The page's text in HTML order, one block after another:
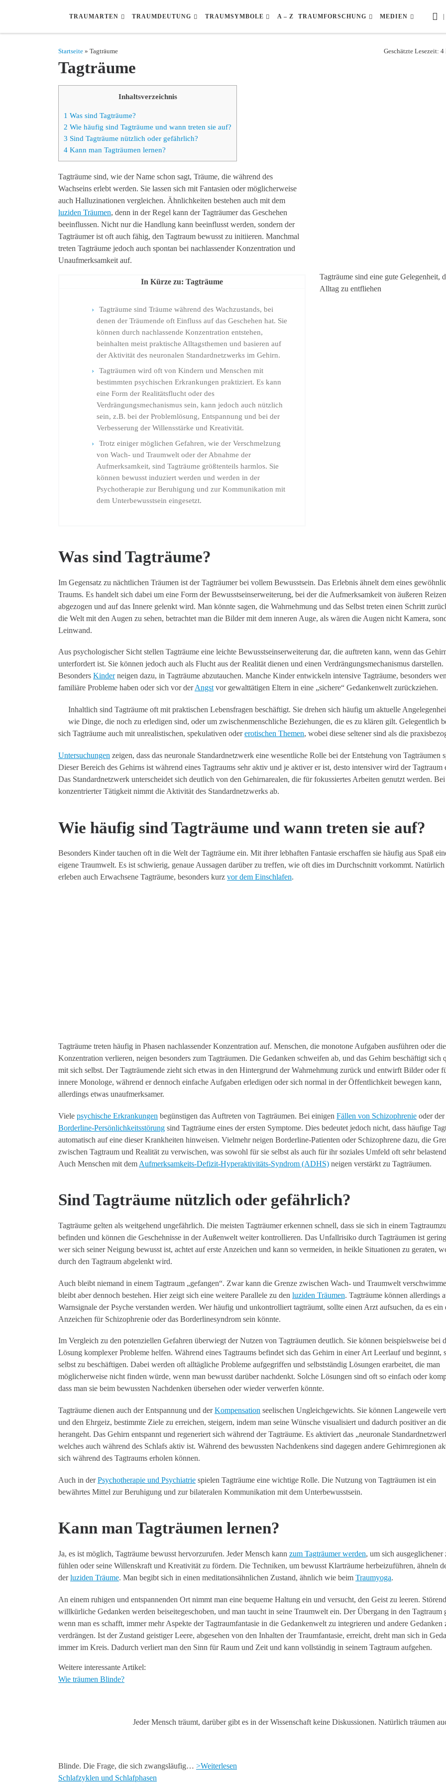
Zum Inhalt springenTRAUMARTEN TRAUMDEUTUNG TRAUMSYMBOLE A – Z TRAUMFORSCHUNG MEDIEN |
Startseite » Tagträume Geschätzte Lesezeit:
Tagträume
Inhaltsverzeichnis
1 Was sind Tagträume?
2 Wie häufig sind Tagträume und wann treten sie auf?
3 Sind Tagträume nützlich oder gefährlich?
4 Kann man Tagträumen lernen?
Tagträume sind eine gute Gelegenheit,
Alltag zu entfliehen
Tagträume sind, wie der Name schon sagt, Träume, die während des
Wachseins erlebt werden. Sie lassen sich mit Fantasien oder möglicherweise
auch Halluzinationen vergleichen. Ähnlichkeiten bestehen auch mit dem
luziden Träumen, denn in der Regel kann der Tagträumer das Geschehen
beeinflussen. Nicht nur die Handlung kann beeinflusst werden, sondern der
Tagträumer ist oft auch fähig, den Tagtraum bewusst zu initiieren. Manchmal
treten Tagträume jedoch auch spontan bei nachlassender Konzentration und
Unaufmerksamkeit auf.
In Kürze zu: Tagträume
Tagträume sind Träume während des Wachzustands, bei
denen der Träumende oft Einfluss auf das Geschehen hat. Sie
können durch nachlassende Konzentration entstehen,
beinhalten meist praktische Alltagsthemen und basieren auf
der Aktivität des neuronalen Standardnetzwerks im Gehirn.
Tagträumen wird oft von Kindern und Menschen mit
bestimmten psychischen Erkrankungen praktiziert. Es kann
eine Form der Realitätsflucht oder des
Verdrängungsmechanismus sein, kann jedoch auch nützlich
sein, z.B. bei der Problemlösung, Entspannung und bei der
Verbesserung der Willensstärke und Kreativität.
Trotz einiger möglichen Gefahren, wie der Verschmelzung
von Wach- und Traumwelt oder der Abnahme der
Aufmerksamkeit, sind Tagträume größtenteils harmlos. Sie
können bewusst induziert werden und werden in der
Psychotherapie zur Beruhigung und zur Kommunikation mit
dem Unterbewusstsein eingesetzt.
Was sind Tagträume?
Im Gegensatz zu nächtlichen Träumen ist der Tagträumer bei vollem Bewusstsein. Das Erlebnis ähnelt dem eines
Traums. Es handelt sich dabei um eine Form der Bewusstseinserweiterung, bei der die Aufmerksamkeit von äußeren Reizen
abgezogen und auf das Innere gelenkt wird. Man könnte sagen, die Wahrnehmung und das Selbst treten einen Schritt
die Welt mit den Augen zu sehen, betrachtet man die Bilder mit dem inneren Auge, als wären die Augen nicht Kamera,
Leinwand.
Aus psychologischer Sicht stellen Tagträume eine leichte Bewusstseinserweiterung dar, die auftreten kann, wenn das
unterfordert ist. Sie können jedoch auch als Flucht aus der Realität dienen und einen Verdrängungsmechanismus darstellen.
Besonders Kinderneigen dazu, in Tagträume abzutauchen. Manche Kinder entwickeln intensive Tagträume, besonders
familiäre Probleme haben oder sich vor derAngst vor gewalttätigen Eltern in eine „sichere“ Gedankenwelt zurückziehen.
Inhaltlich sind Tagträume oft mit praktischen Lebensfragen beschäftigt. Sie drehen sich häufig um aktuelle
wie Dinge, die noch zu erledigen sind, oder um zwischenmenschliche Beziehungen, die es zu klären gilt. Gelegentlich
sich Tagträume auch mit unrealistischen, spekulativen odererotischen Themen, wobei diese seltener sind als die
Untersuchungen zeigen, dass das neuronale Standardnetzwerk eine wesentliche Rolle bei der Entstehung von Tagträumen
Dieser Bereich des Gehirns ist während eines Tagtraums sehr aktiv und je aktiver er ist, desto intensiver wird der Tagtraum
Das Standardnetzwerk unterscheidet sich deutlich von den Gehirnarealen, die für fokussiertes Arbeiten genutzt werden. Bei
konzentrierter Tätigkeit nimmt die Aktivität des Standardnetzwerks ab.
Wie häufig sind Tagträume und wann treten sie auf?
Besonders Kinder tauchen oft in die Welt der Tagträume ein. Mit ihrer lebhaften Fantasie erschaffen sie häufig aus Spaß
eigene Traumwelt. Es ist schwierig, genaue Aussagen darüber zu treffen, wie oft dies im Durchschnitt vorkommt. Natürlich
erleben auch Erwachsene Tagträume, besonders kurz vor dem Einschlafen.
Tagträume treten häufig in Phasen nachlassender Konzentration auf. Menschen, die monotone Aufgaben ausführen oder die
Konzentration verlieren, neigen besonders zum Tagträumen. Die Gedanken schweifen ab, und das Gehirn beschäftigt sich
mit sich selbst. Der Tagträumende zieht sich etwas in den Hintergrund der Wahrnehmung zurück und entwirft Bilder oder
innere Monologe, während er dennoch einfache Aufgaben erledigen oder sich normal in der Öffentlichkeit bewegen kann,
allerdings etwas unaufmerksamer.
Viele psychische Erkrankungen begünstigen das Auftreten von Tagträumen. Bei einigen Fällen von Schizophrenie oder der
Borderline-Persönlichkeitsstörung sind Tagträume eines der ersten Symptome. Dies bedeutet jedoch nicht, dass häufige
automatisch auf eine dieser Krankheiten hinweisen. Vielmehr neigen Borderline-Patienten oder Schizophrene dazu, die
zwischen Tagtraum und Realität zu verwischen, was sowohl für sie selbst als auch für ihr soziales Umfeld oft sehr
Auch Menschen mit dem Aufmerksamkeits-Defizit-Hyperaktivitäts-Syndrom (ADHS) neigen verstärkt zu Tagträumen.
Sind Tagträume nützlich oder gefährlich?
Tagträume gelten als weitgehend ungefährlich. Die meisten Tagträumer erkennen schnell, dass sie sich in einem
befinden und können die Geschehnisse in der Außenwelt weiter kontrollieren. Das Unfallrisiko durch Tagträumen ist
wer sich seiner Neigung bewusst ist, achtet auf erste Anzeichen und kann so vermeiden, in heikle Situationen zu geraten,
durch den Tagtraum abgelenkt wird.
Auch bleibt niemand in einem Tagtraum „gefangen“. Zwar kann die Grenze zwischen Wach- und Traumwelt
bleibt aber dennoch bestehen. Hier zeigt sich eine weitere Parallele zu den luziden Träumen. Tagträume können allerdings
Warnsignale der Psyche verstanden werden. Wer häufig und unkontrolliert tagträumt, sollte einen Arzt aufsuchen, da es ein
Anzeichen für Schizophrenie oder das Borderlinesyndrom sein könnte.
Im Vergleich zu den potenziellen Gefahren überwiegt der Nutzen von Tagträumen deutlich. Sie können beispielsweise bei
Lösung komplexer Probleme helfen. Während eines Tagtraums befindet sich das Gehirn in einer Art Leerlauf und beginnt,
selbst zu beschäftigen. Dabei werden oft alltägliche Probleme aufgegriffen und selbstständig Lösungen erarbeitet, die man
möglicherweise nicht finden würde, wenn man bewusst darüber nachdenkt. Solche Lösungen sind oft so einfach oder
dass man sie beim bewussten Nachdenken übersehen oder wieder verwerfen könnte.
Tagträume dienen auch der Entspannung und derKompensation seelischen Ungleichgewichts. Sie können Langeweile
und den Ehrgeiz, bestimmte Ziele zu erreichen, steigern, indem man seine Wünsche visualisiert und dadurch positiver an
herangeht. Das Gehirn entspannt und regeneriert sich während der Tagträume. Es aktiviert das „neuronale
welches auch während des Schlafs aktiv ist. Während des bewussten Nachdenkens sind dagegen andere Gehirnregionen
sich während des Tagtraums erholen können.
Auch in derPsychotherapie und Psychiatrie spielen Tagträume eine wichtige Rolle. Die Nutzung von Tagträumen ist ein
bewährtes Mittel zur Beruhigung und zur bilateralen Kommunikation mit dem Unterbewusstsein.
Kann man Tagträumen lernen?
Ja, es ist möglich, Tagträume bewusst hervorzurufen. Jeder Mensch kann zum Tagträumer werden, um sich ausgeglichener
fühlen oder seine Willenskraft und Kreativität zu fördern. Die Techniken, um bewusst Klarträume herbeizuführen, ähneln
derluziden Träume. Man begibt sich in einen meditationsähnlichen Zustand, ähnlich wie beim Traumyoga.
An einem ruhigen und entspannenden Ort nimmt man eine bequeme Haltung ein und versucht, den Geist zu leeren.
willkürliche Gedanken werden beiseitegeschoben, und man taucht in seine Traumwelt ein. Der Übergang in den Tagtraum
wenn man es schafft, immer mehr Aspekte der Tagtraumfantasie in die Gedankenwelt zu integrieren und andere Gedanken
verdrängen. Ist der Zustand geistiger Leere, abgesehen von den Inhalten der Traumfantasie, erreicht, dreht man sich in
immer im Kreis. Dadurch verliert man den Sinn für Raum und Zeit und kann vollständig in seinem Tagtraum aufgehen.
Weitere interessante Artikel:
Wie träumen Blinde?
Jeder Mensch träumt, darüber gibt es in der Wissenschaft keine Diskussionen. Natürlich träumen
Blinde. Die Frage, die sich zwangsläufig… >Weiterlesen
Schlafzyklen und Schlafphasen